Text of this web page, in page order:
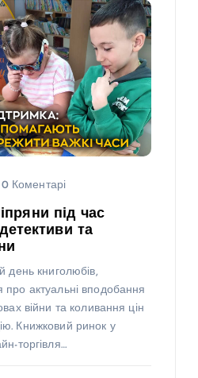
0 Коментарі
під час
та
день книголюбів,
про актуальні вподобання
війни та коливання цін
Книжковий ринок у
торгівля…